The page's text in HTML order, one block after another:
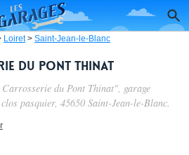
Loiret> Saint-Jean-le-Blanc
du Pont Thinat
du Pont Thinat", garage
pasquier, 45650 Saint-Jean-le-Blanc.